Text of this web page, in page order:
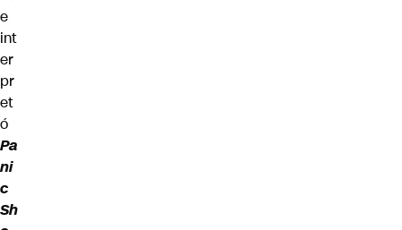
e
int
er
pr
et
ó
Pa
ni
c
Sh